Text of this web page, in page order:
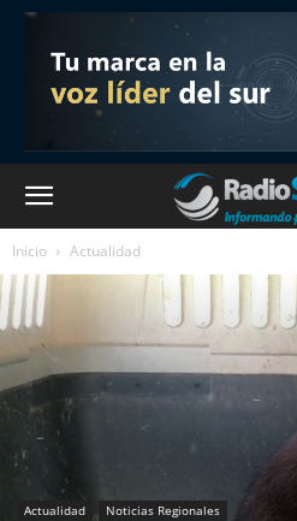
Inicio Actualidad
Actualidad Noticias Regionales